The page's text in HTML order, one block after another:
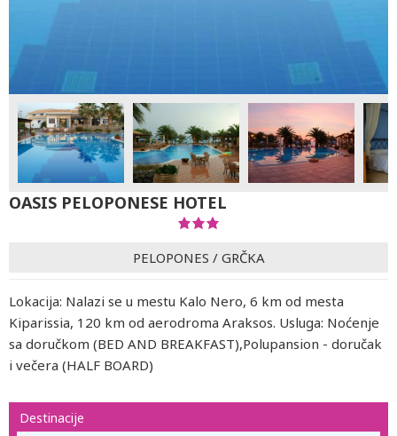
OASIS PELOPONESE HOTEL
PELOPONES / GRČKA
Lokacija: Nalazi se u mestu Kalo Nero, 6 km od mesta
Kiparissia, 120 km od aerodroma Araksos. Usluga: Noćenje
sa doručkom (BED AND BREAKFAST),Polupansion - doručak
i večera (HALF BOARD)
Destinacije